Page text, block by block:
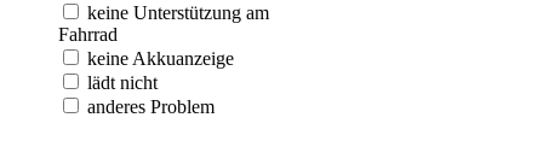
keine Unterstützung am
Fahrrad
keine Akkuanzeige
lädt nicht
anderes Problem